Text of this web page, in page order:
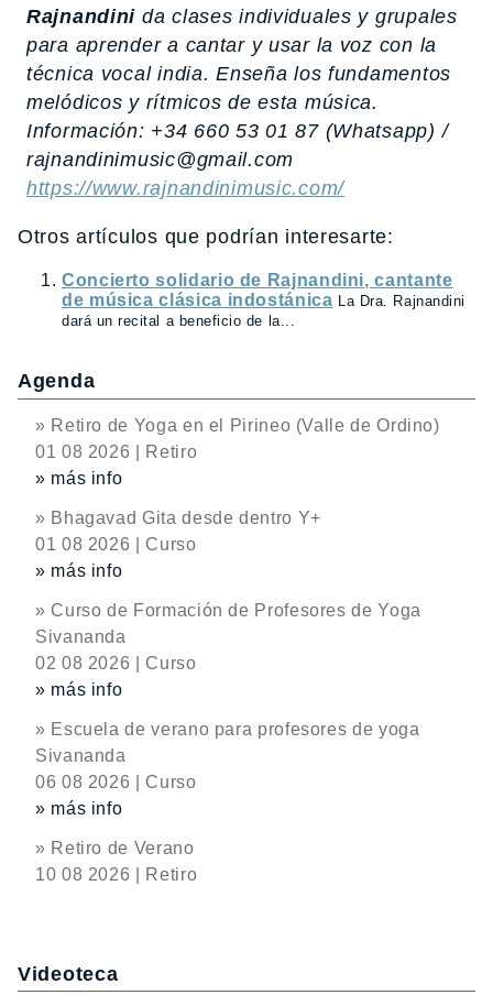
Rajnandini da clases individuales y grupales
para aprender a cantar y usar la voz con la
técnica vocal india. Enseña los fundamentos
melódicos y rítmicos de esta música.
Información: +34 660 53 01 87 (Whatsapp) /
rajnandinimusic@gmail.com
https://www.rajnandinimusic.com/
Otros artículos que podrían interesarte:
Concierto solidario de Rajnandini, cantante
de música clásica indostánica La Dra. Rajnandini
dará un recital a beneficio de la...
Agenda
» Retiro de Yoga en el Pirineo (Valle de Ordino)
01 08 2026 | Retiro
» más info
» Bhagavad Gita desde dentro Y+
01 08 2026 | Curso
» más info
» Curso de Formación de Profesores de Yoga
Sivananda
02 08 2026 | Curso
» más info
» Escuela de verano para profesores de yoga
Sivananda
06 08 2026 | Curso
» más info
» Retiro de Verano
10 08 2026 | Retiro
Videoteca